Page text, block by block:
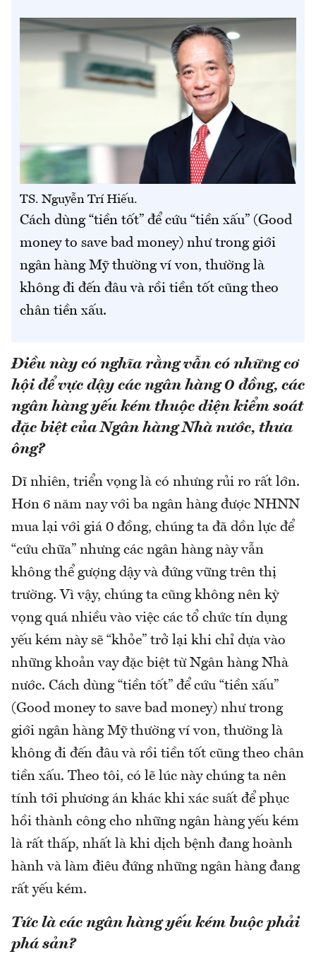
TS. Nguyễn Trí Hiếu.
Cách dùng “tiền tốt” để cứu “tiền xấu” (Good
money to save bad money) như trong giới
ngân hàng Mỹ thường ví von, thường là
không đi đến đâu và rồi tiền tốt cũng theo
chân tiền xấu.
Điều này có nghĩa rằng vẫn có những cơ
hội để vực dậy các ngân hàng 0 đồng, các
ngân hàng yếu kém thuộc diện kiểm soát
đặc biệt của Ngân hàng Nhà nước, thưa
ông?
Dĩ nhiên, triển vọng là có nhưng rủi ro rất lớn.
Hơn 6 năm nay với ba ngân hàng được NHNN
mua lại với giá 0 đồng, chúng ta đã dồn lực để
“cứu chữa” nhưng các ngân hàng này vẫn
không thể gượng dậy và đứng vững trên thị
trường. Vì vậy, chúng ta cũng không nên kỳ
vọng quá nhiều vào việc các tổ chức tín dụng
yếu kém này sẽ “khỏe” trở lại khi chỉ dựa vào
những khoản vay đặc biệt từ Ngân hàng Nhà
nước. Cách dùng “tiền tốt” để cứu “tiền xấu”
(Good money to save bad money) như trong
giới ngân hàng Mỹ thường ví von, thường là
không đi đến đâu và rồi tiền tốt cũng theo chân
tiền xấu. Theo tôi, có lẽ lúc này chúng ta nên
tính tới phương án khác khi xác suất để phục
hồi thành công cho những ngân hàng yếu kém
là rất thấp, nhất là khi dịch bệnh đang hoành
hành và làm điêu đứng những ngân hàng đang
rất yếu kém.
Tức là các ngân hàng yếu kém buộc phải
phá sản?